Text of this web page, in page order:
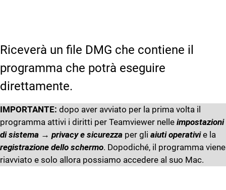
Riceverà un file DMG che contiene il
programma che potrà eseguire
direttamente.
IMPORTANTE: dopo aver avviato per la prima volta il
programma attivi i diritti per Teamviewer nelle impostazioni
di sistema → privacy e sicurezza per gli aiuti operativie la
registrazione dello schermo. Dopodiché, il programma viene
riavviato e solo allora possiamo accedere al suo Mac.